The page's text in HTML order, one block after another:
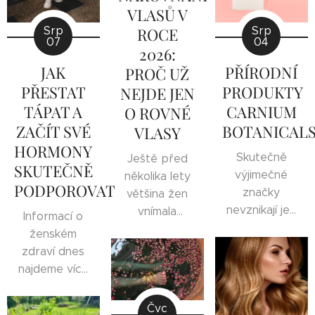
Srp
07
JAK
PŘESTAT
TÁPAT A
ZAČÍT SVÉ
HORMONY
SKUTEČNĚ
PODPOROVAT
Informací o
ženském
zdraví dnes
najdeme více
Přesto mnoho
VLASŮ V
ROCE
2026:
PROČ UŽ
NEJDE JEN
O ROVNÉ
VLASY
Ještě před
několika lety
většina žen
vnímala
vlasů
především
jako způsob,
jak získat
Srp
04
PŘÍRODNÍ
PRODUKTY
CARNIUM
Skutečně
výjimečné
značky
nevznikají jen
podnikatelského
záměru. Rodí
se z
přesvědčení,
Čvc